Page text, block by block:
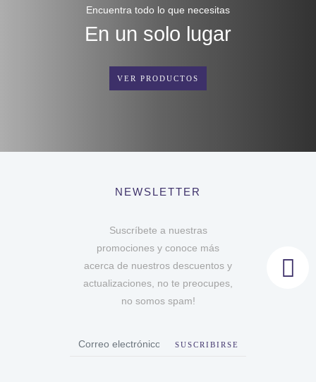
Encuentra todo lo que necesitas
En un solo lugar
VER PRODUCTOS
NEWSLETTER
Suscríbete a nuestras
promociones y conoce más
acerca de nuestros descuentos y
actualizaciones, no te preocupes,
no somos spam!
SUSCRIBIRSE